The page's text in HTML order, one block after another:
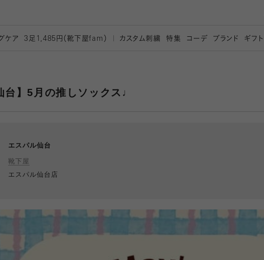
ケア 3 足1,485円（靴下屋fam） カスタム刺繍 特集 コーデ ブランド ギフト
台】5月の推しソックス♩
エスパル仙台
靴下屋
エスパル仙台店